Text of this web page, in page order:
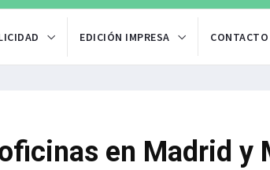
EDICIÓN IMPRESA CONTACTO
en Madrid y